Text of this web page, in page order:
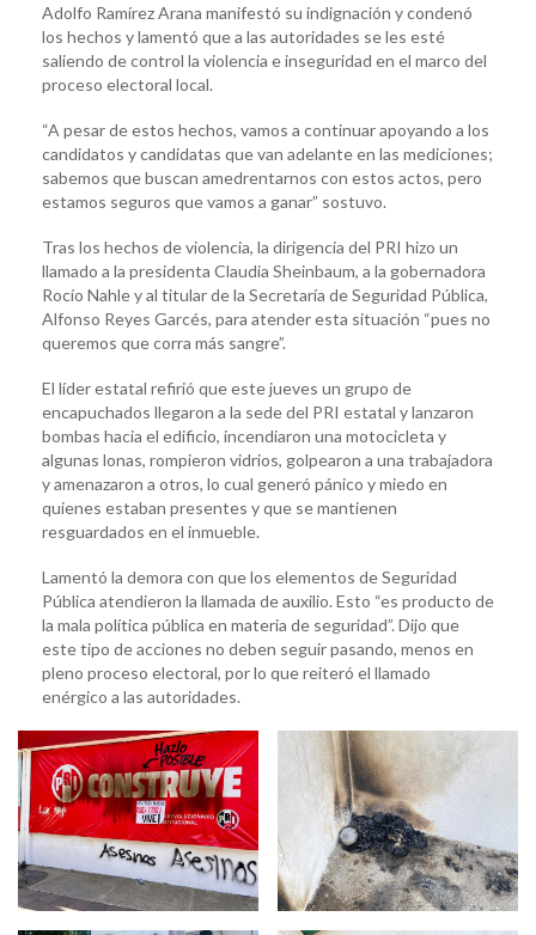
Adolfo Ramírez Arana manifestó su indignación y condenó
los hechos y lamentó que a las autoridades se les esté
saliendo de control la violencia e inseguridad en el marco del
proceso electoral local.
“A pesar de estos hechos, vamos a continuar apoyando a los
candidatos y candidatas que van adelante en las mediciones;
sabemos que buscan amedrentarnos con estos actos, pero
estamos seguros que vamos a ganar” sostuvo.
Tras los hechos de violencia, la dirigencia del PRI hizo un
llamado a la presidenta Claudia Sheinbaum, a la gobernadora
Rocío Nahle y al titular de la Secretaría de Seguridad Pública,
Alfonso Reyes Garcés, para atender esta situación “pues no
queremos que corra más sangre”.
El líder estatal refirió que este jueves un grupo de
encapuchados llegaron a la sede del PRI estatal y lanzaron
bombas hacia el edificio, incendiaron una motocicleta y
algunas lonas, rompieron vidrios, golpearon a una trabajadora
y amenazaron a otros, lo cual generó pánico y miedo en
quienes estaban presentes y que se mantienen
resguardados en el inmueble.
Lamentó la demora con que los elementos de Seguridad
Pública atendieron la llamada de auxilio. Esto “es producto de
la mala política pública en materia de seguridad”. Dijo que
este tipo de acciones no deben seguir pasando, menos en
pleno proceso electoral, por lo que reiteró el llamado
enérgico a las autoridades.